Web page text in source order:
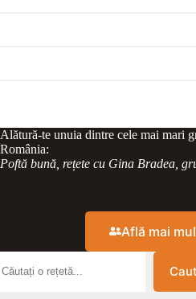
Alătură-te unuia dintre cele mai mari
România:
Poftă bună, rețete cu Gina Bradea,
Află mai